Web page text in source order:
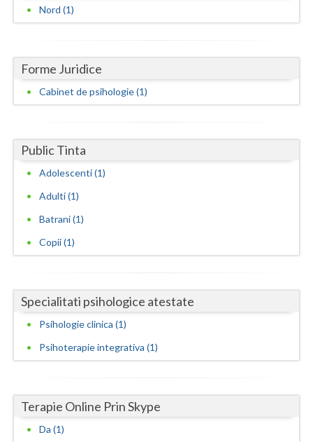
Giurgiu
Harghita
Hunedoara
Iasi
Mehedinti
Neamt
Olt
Prahova
Satu-Mare
Sibiu
Nord (1)
Forme Juridice
Cabinet de psihologie (1)
Public Tinta
Adolescenti (1)
Adulti (1)
Batrani (1)
Copii (1)
Specialitati psihologice atestate
Psihologie clinica (1)
Psihoterapie integrativa (1)
Terapie Online Prin Skype
Da (1)